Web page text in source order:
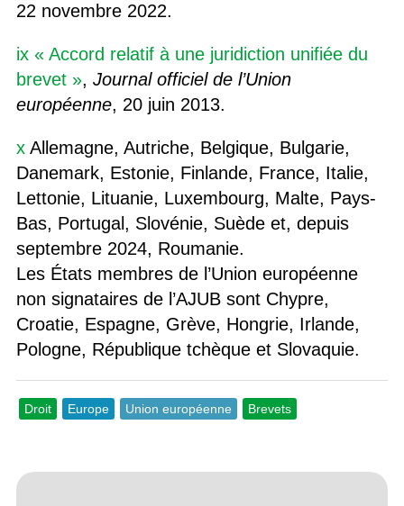
22 novembre 2022.
ix « Accord relatif à une juridiction unifiée du
brevet », Journal officiel de l’Union
européenne, 20 juin 2013.
xAllemagne, Autriche, Belgique, Bulgarie,
Danemark, Estonie, Finlande, France, Italie,
Lettonie, Lituanie, Luxembourg, Malte, Pays-
Bas, Portugal, Slovénie, Suède et, depuis
septembre 2024, Roumanie.
Les États membres de l’Union européenne
non signataires de l’AJUB sont Chypre,
Croatie, Espagne, Grève, Hongrie, Irlande,
Pologne, République tchèque et Slovaquie.
Droit Europe Union européenne Brevets